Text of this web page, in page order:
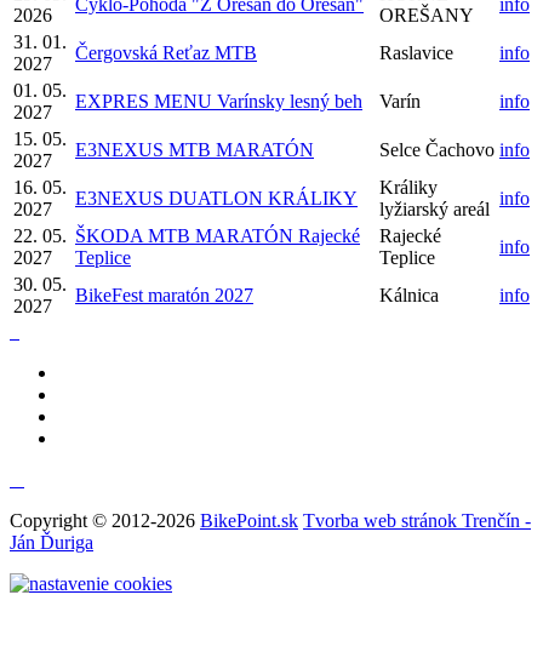
2026
OREŠANY
31. 01.
2027
Čergovská Reťaz MTB Raslavice
info
01. 05.
2027
EXPRES MENU Varínsky lesný beh Varín
info
15. 05.
2027
E3NEXUS MTB MARATÓN Selce Čachovo info
16. 05.
2027
E3NEXUS DUATLON KRÁLIKY
Králiky
lyžiarský areál
info
22. 05.
2027
ŠKODA MTB MARATÓN Rajecké
Teplice
Rajecké
Teplice
info
30. 05.
2027
BikeFest maratón 2027 Kálnica info
Copyright © 2012-2026 BikePoint.sk Tvorba web stránok Trenčín -
Ján Ďuriga